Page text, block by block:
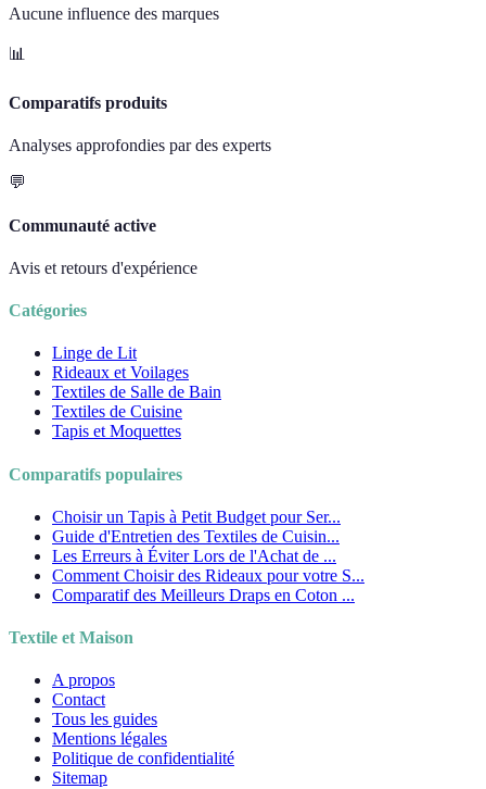
Aucune influence des marques
📊
Comparatifs produits
Analyses approfondies par des experts
💬
Communauté active
Avis et retours d'expérience
Catégories
Linge de Lit
Rideaux et Voilages
Textiles de Salle de Bain
Textiles de Cuisine
Tapis et Moquettes
Comparatifs populaires
Choisir un Tapis à Petit Budget pour Ser...
Guide d'Entretien des Textiles de Cuisin...
Les Erreurs à Éviter Lors de l'Achat de ...
Comment Choisir des Rideaux pour votre S...
Comparatif des Meilleurs Draps en Coton ...
Textile et Maison
A propos
Contact
Tous les guides
Mentions légales
Politique de confidentialité
Sitemap